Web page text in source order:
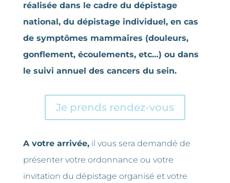
réalisée dans le cadre du dépistage
national, du dépistage individuel, en cas
de symptômes mammaires (douleurs,
gonflement, écoulements, etc…) ou dans
le suivi annuel des cancers du sein.
Je prends rendez-vous
A votre arrivée,il vous sera demandé de
présenter votre ordonnance ou votre
invitation du dépistage organisé et votre